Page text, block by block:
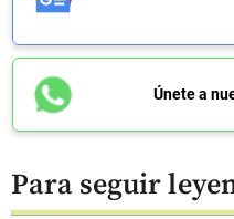
Únete a
Para seguir